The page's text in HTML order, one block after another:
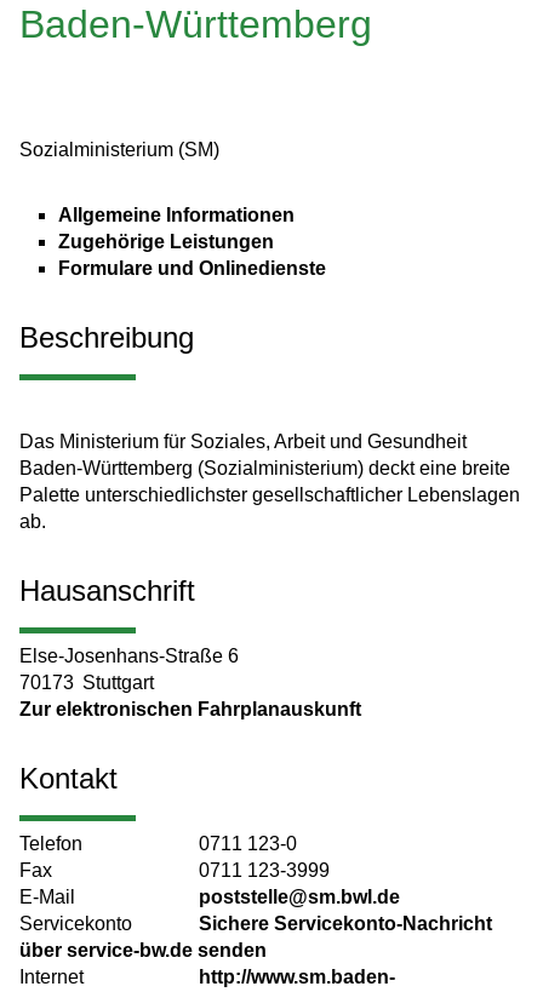
Baden-Württemberg
Sozialministerium (SM)
Allgemeine Informationen
Zugehörige Leistungen
Formulare und Onlinedienste
Beschreibung
Das Ministerium für Soziales, Arbeit und Gesundheit
Baden-Württemberg (Sozialministerium) deckt eine breite
Palette unterschiedlichster gesellschaftlicher Lebenslagen
ab.
Hausanschrift
Else-Josenhans-Straße 6
70173 Stuttgart
Zur elektronischen Fahrplanauskunft
Kontakt
Telefon
0711 123-0
Fax
0711 123-3999
E-Mail
poststelle@sm.bwl.de
Servicekonto
Sichere Servicekonto-Nachricht
über service-bw.de senden
Internet
http://www.sm.baden-